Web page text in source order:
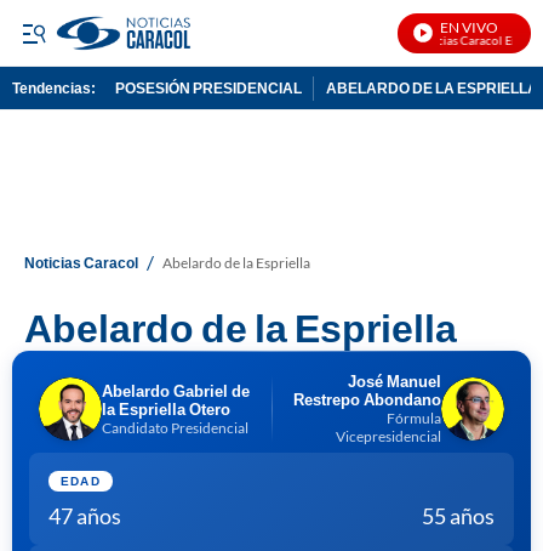
EN VIVO
Noticias Caracol En Vivo
Tendencias: POSESIÓN PRESIDENCIAL ABELARDO DE LA ESPRIELLA
Noticias Caracol / Abelardo de la Espriella
Abelardo de la Espriella
Abelardo Gabriel de
la Espriella Otero
Candidato Presidencial
José Manuel
Restrepo Abondano
Fórmula
Vicepresidencial
EDAD
47 años 55 años